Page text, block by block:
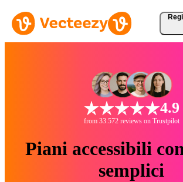
4.9
from 33.572 reviews on Trustpilot
Piani accessibili
semplici